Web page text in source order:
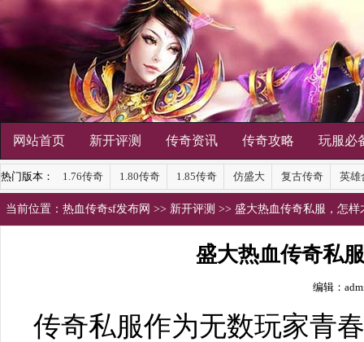
网站首页 新开评测 传奇资讯 传奇攻略 玩服必
热门版本： 1.76传奇 1.80传奇 1.85传奇 仿盛大 复古传奇 英雄
当前位置： 热血传奇sf发布网 >> 新开评测 >> 盛大热血传奇私服，怎
盛大热血传奇私
编辑：
传奇私服作为无数玩家青